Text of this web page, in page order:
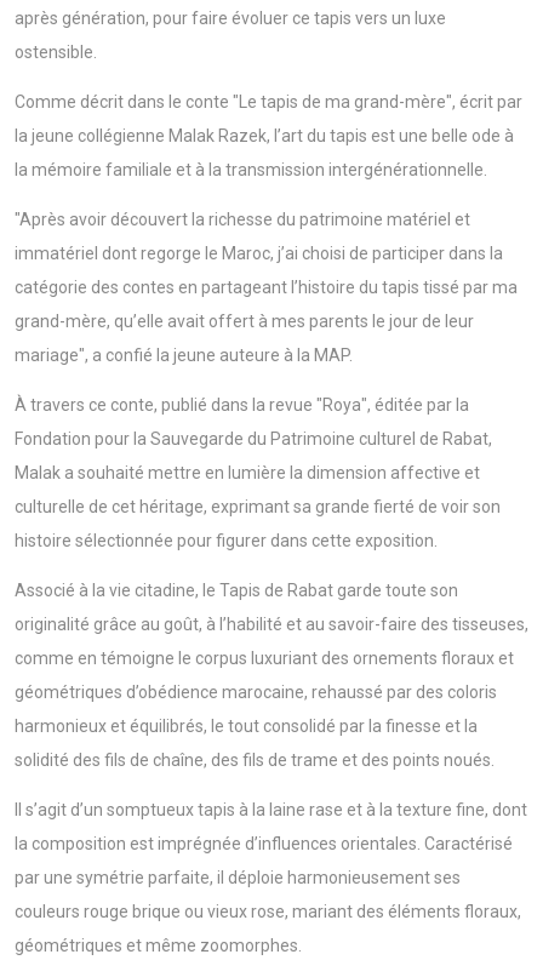
après génération, pour faire évoluer ce tapis vers un luxe
ostensible.
Comme décrit dans le conte "Le tapis de ma grand-mère", écrit par
la jeune collégienne Malak Razek, l’art du tapis est une belle ode à
la mémoire familiale et à la transmission intergénérationnelle.
"Après avoir découvert la richesse du patrimoine matériel et
immatériel dont regorge le Maroc, j’ai choisi de participer dans la
catégorie des contes en partageant l’histoire du tapis tissé par ma
grand-mère, qu’elle avait offert à mes parents le jour de leur
mariage", a confié la jeune auteure à la MAP.
À travers ce conte, publié dans la revue "Roya", éditée par la
Fondation pour la Sauvegarde du Patrimoine culturel de Rabat,
Malak a souhaité mettre en lumière la dimension affective et
culturelle de cet héritage, exprimant sa grande fierté de voir son
histoire sélectionnée pour figurer dans cette exposition.
Associé à la vie citadine, le Tapis de Rabat garde toute son
originalité grâce au goût, à l’habilité et au savoir-faire des tisseuses,
comme en témoigne le corpus luxuriant des ornements floraux et
géométriques d’obédience marocaine, rehaussé par des coloris
harmonieux et équilibrés, le tout consolidé par la finesse et la
solidité des fils de chaîne, des fils de trame et des points noués.
Il s’agit d’un somptueux tapis à la laine rase et à la texture fine, dont
la composition est imprégnée d’influences orientales. Caractérisé
par une symétrie parfaite, il déploie harmonieusement ses
couleurs rouge brique ou vieux rose, mariant des éléments floraux,
géométriques et même zoomorphes.